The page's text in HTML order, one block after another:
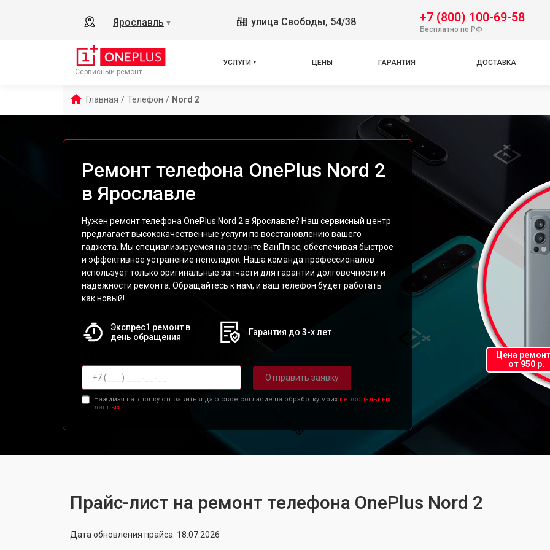
Ярославль ▼ улица Свободы, 54/38 +7 (800) 100-69-58
Бесплатно по РФ
Сервисный ремонт
УСЛУГИ ЦЕНЫ ГАРАНТИЯ ДОСТАВКА
Главная / Телефон / Nord 2
Ремонт телефона OnePlus Nord 2
в Ярославле
Нужен ремонт телефона OnePlus Nord 2 в Ярославле? Наш сервисный центр
предлагает высококачественные услуги по восстановлению вашего
гаджета. Мы специализируемся на ремонте ВанПлюс, обеспечивая быстрое
и эффективное устранение неполадок. Наша команда профессионалов
использует только оригинальные запчасти для гарантии долговечности и
надежности ремонта. Обращайтесь к нам, и ваш телефон будет работать
как новый!
Экспрес1 ремонт в
день обращения
Гарантия до 3-х лет
Отправить заявку
Нажимая на кнопку отправить я даю свое согласие на обработку моих персональных
данных.
Цена
от 950 р.
Прайс-лист на ремонт телефона OnePlus Nord 2
Дата обновления прайса: 18.07.2026